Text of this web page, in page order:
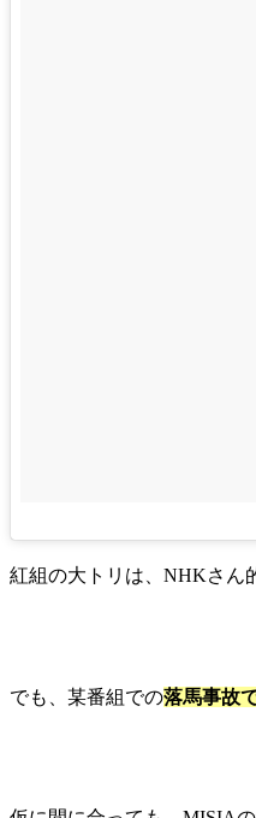
紅組の大トリは、NHKさん
でも、某番組での落馬事故